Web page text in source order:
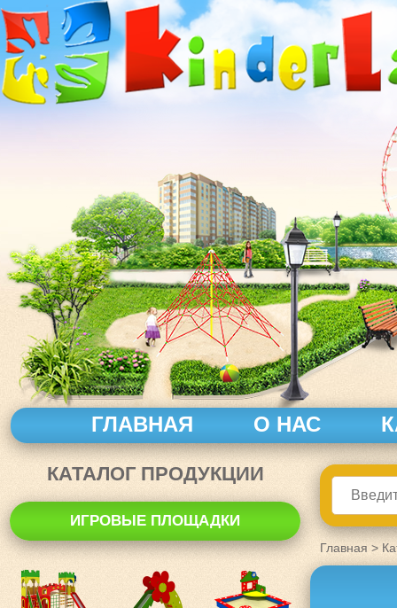
ГЛАВНАЯ О НАС
КАТАЛОГ ПРОДУКЦИИ
ИГРОВЫЕ ПЛОЩАДКИ
Главная >